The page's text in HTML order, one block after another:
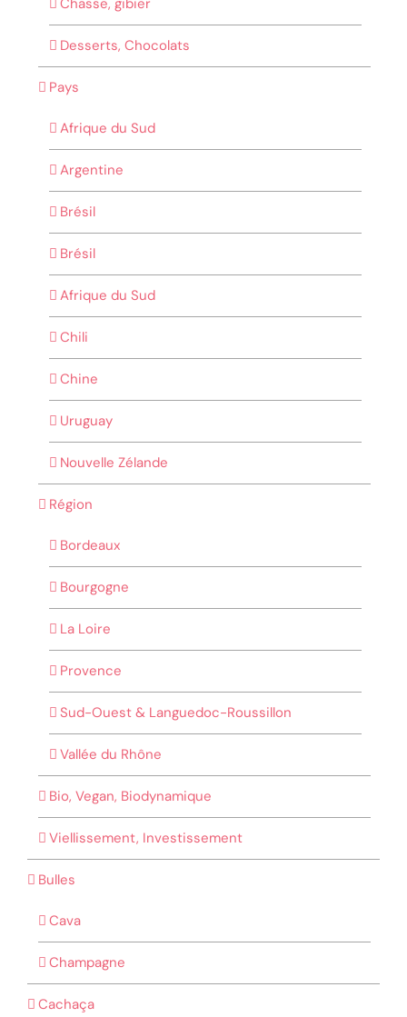
Desserts, Chocolats
Pays
Afrique du Sud
Argentine
Brésil
Brésil
Afrique du Sud
Chili
Chine
Uruguay
Nouvelle Zélande
Région
Bordeaux
Bourgogne
La Loire
Provence
Sud-Ouest & Languedoc-Roussillon
Vallée du Rhône
Bio, Vegan, Biodynamique
Viellissement, Investissement
Bulles
Cava
Champagne
Cachaça